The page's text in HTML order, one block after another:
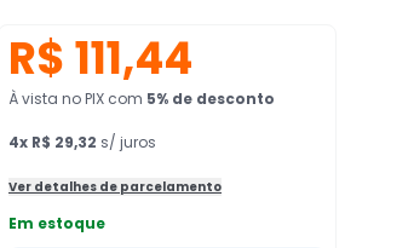
R$ 111,44
À vista no PIX com 5% de desconto
4x R$ 29,32 s/ juros
Ver detalhes de parcelamento
Em estoque